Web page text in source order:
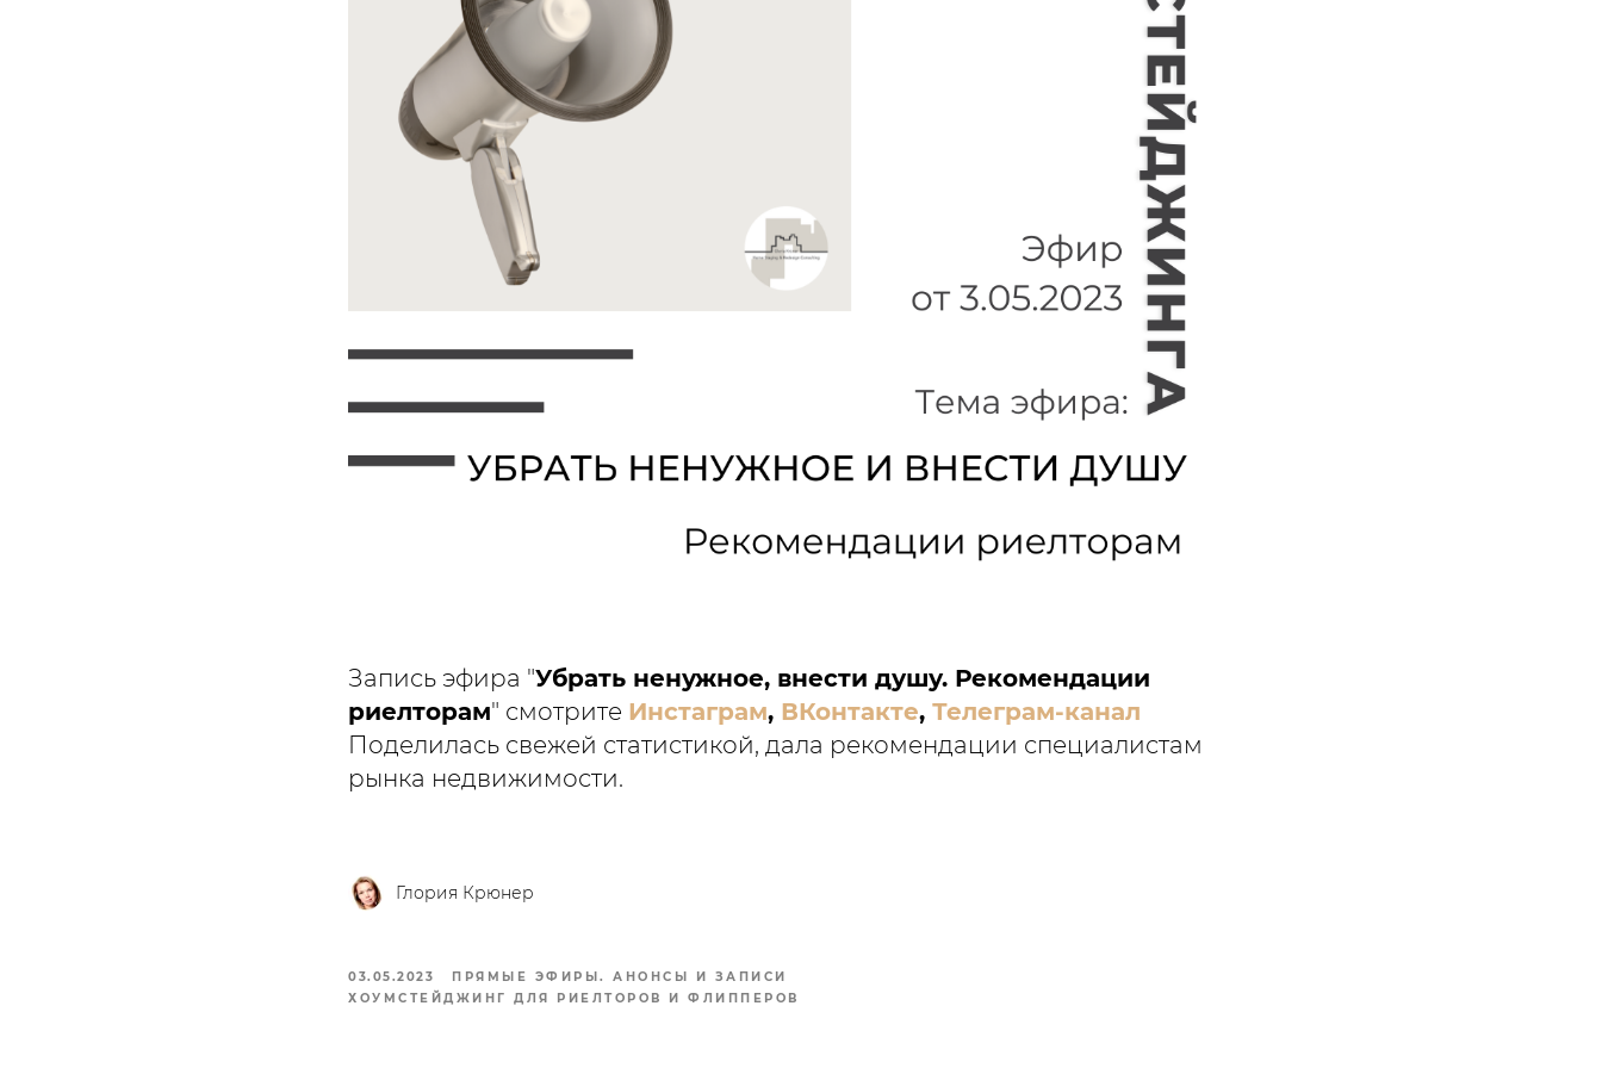
Запись эфира "Убрать ненужное, внести душу. Рекомендации
риелторам" смотрите Инстаграм, ВКонтакте, Телеграм-канал
Поделилась свежей статистикой, дала рекомендации специалистам
рынка недвижимости.
Глория Крюнер
03.05.2023
ПРЯМЫЕ ЭФИРЫ. АНОНСЫ И ЗАПИСИ
ХОУМСТЕЙДЖИНГ ДЛЯ РИЕЛТОРОВ И ФЛИППЕРОВ